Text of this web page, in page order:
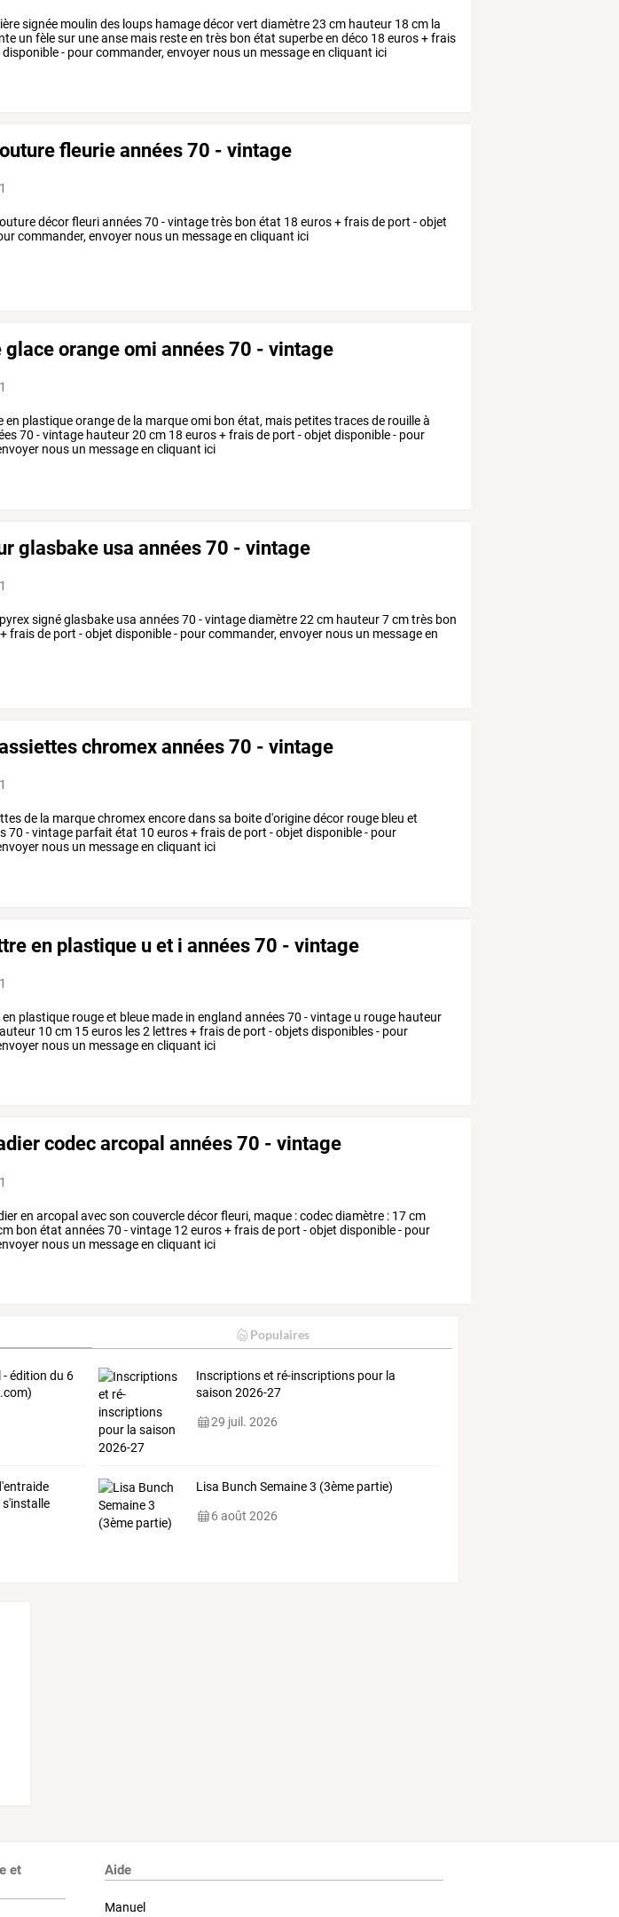
signée moulin des loups hamage décor vert diamètre 23 cm hauteur 18 cm la
un fèle sur une anse mais reste en très bon état superbe en déco 18 euros + frais
- pour commander, envoyer nous un message en cliquant ici
fleurie années 70 - vintage
décor fleuri années 70 - vintage très bon état 18 euros + frais de port - objet
commander, envoyer nous un message en cliquant ici
glace orange omi années 70 - vintage
en plastique orange de la marque omi bon état, mais petites traces de rouille à
70 - vintage hauteur 20 cm 18 euros + frais de port - objet disponible - pour
nous un message en cliquant ici
glasbake usa années 70 - vintage
signé glasbake usa années 70 - vintage diamètre 22 cm hauteur 7 cm très bon
frais de port - objet disponible - pour commander, envoyer nous un message en
chromex années 70 - vintage
de la marque chromex encore dans sa boite d'origine décor rouge bleu et
70 - vintage parfait état 10 euros + frais de port - objet disponible - pour
nous un message en cliquant ici
en plastique u et i années 70 - vintage
plastique rouge et bleue made in england années 70 - vintage u rouge hauteur
10 cm 15 euros les 2 lettres + frais de port - objets disponibles - pour
nous un message en cliquant ici
codec arcopal années 70 - vintage
en arcopal avec son couvercle décor fleuri, maque : codec diamètre : 17 cm
bon état années 70 - vintage 12 euros + frais de port - objet disponible - pour
nous un message en cliquant ici
Populaires
- édition du 6
Inscriptions et ré-inscriptions pour la
saison 2026-27
29 juil. 2026
s'installe
Lisa Bunch Semaine 3 (3ème partie)
6 août 2026
et
Aide
Manuel